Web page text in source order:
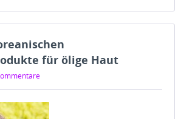
für ölige Haut